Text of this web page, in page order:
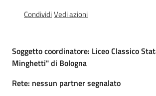
Mostre
itineranti
Percorsi
sulla
memoria
CondividiVedi azioni
Soggetto coordinatore: Liceo Classico
Minghetti" di Bologna
Rete: nessun partner segnalato